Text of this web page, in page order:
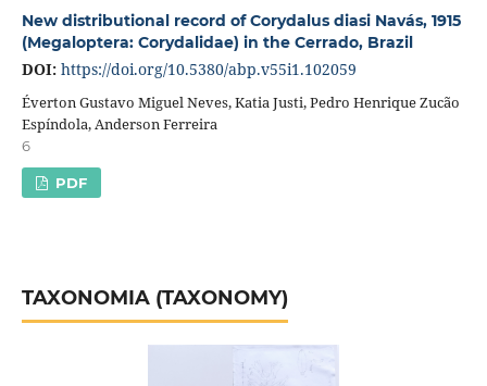
New distributional record of Corydalus diasi Navás, 1915
(Megaloptera: Corydalidae) in the Cerrado, Brazil
DOI: https://doi.org/10.5380/abp.v55i1.102059
Éverton Gustavo Miguel Neves, Katia Justi, Pedro Henrique Zucão
Espíndola, Anderson Ferreira
6
PDF
TAXONOMIA (TAXONOMY)